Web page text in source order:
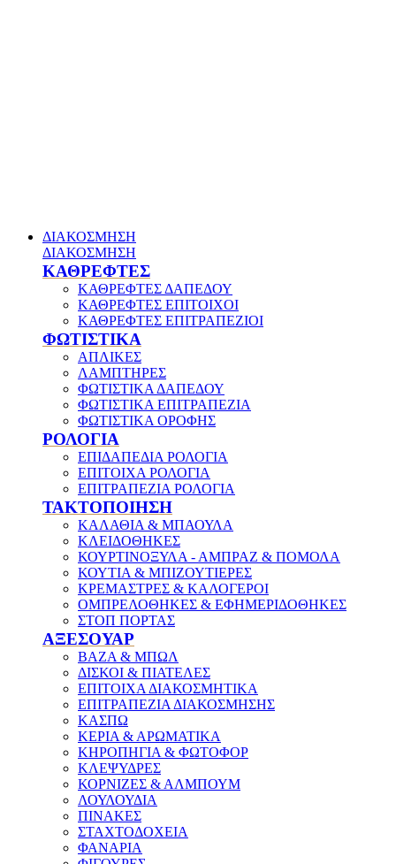
ΔΙΑΚΟΣΜΗΣΗ
ΔΙΑΚΟΣΜΗΣΗ
ΚΑΘΡΕΦΤΕΣ
ΚΑΘΡΕΦΤΕΣ ΔΑΠΕΔΟΥ
ΚΑΘΡΕΦΤΕΣ ΕΠΙΤΟΙΧΟΙ
ΚΑΘΡΕΦΤΕΣ ΕΠΙΤΡΑΠΕΖΙΟΙ
ΦΩΤΙΣΤΙΚΑ
ΑΠΛΙΚΕΣ
ΛΑΜΠΤΗΡΕΣ
ΦΩΤΙΣΤΙΚΑ ΔΑΠΕΔΟΥ
ΦΩΤΙΣΤΙΚΑ ΕΠΙΤΡΑΠΕΖΙΑ
ΦΩΤΙΣΤΙΚΑ ΟΡΟΦΗΣ
ΡΟΛΟΓΙΑ
ΕΠΙΔΑΠΕΔΙΑ ΡΟΛΟΓΙΑ
ΕΠΙΤΟΙΧΑ ΡΟΛΟΓΙΑ
ΕΠΙΤΡΑΠΕΖΙΑ ΡΟΛΟΓΙΑ
ΤΑΚΤΟΠΟΙΗΣΗ
ΚΑΛΑΘΙΑ & ΜΠΑΟΥΛΑ
ΚΛΕΙΔΟΘΗΚΕΣ
ΚΟΥΡΤΙΝΟΞΥΛΑ - ΑΜΠΡΑΖ & ΠΟΜΟΛΑ
ΚΟΥΤΙΑ & ΜΠΙΖΟΥΤΙΕΡΕΣ
ΚΡΕΜΑΣΤΡΕΣ & ΚΑΛΟΓΕΡΟΙ
ΟΜΠΡΕΛΟΘΗΚΕΣ & ΕΦΗΜΕΡΙΔΟΘΗΚΕΣ
ΣΤΟΠ ΠΟΡΤΑΣ
ΑΞΕΣΟΥΑΡ
ΒΑΖΑ & ΜΠΩΛ
ΔΙΣΚΟΙ & ΠΙΑΤΕΛΕΣ
ΕΠΙΤΟΙΧΑ ΔΙΑΚΟΣΜΗΤΙΚΑ
ΕΠΙΤΡΑΠΕΖΙΑ ΔΙΑΚΟΣΜΗΣΗΣ
ΚΑΣΠΩ
ΚΕΡΙΑ & ΑΡΩΜΑΤΙΚΑ
ΚΗΡΟΠΗΓΙΑ & ΦΩΤΟΦΟΡ
ΚΛΕΨΥΔΡΕΣ
ΚΟΡΝΙΖΕΣ & ΑΛΜΠΟΥΜ
ΛΟΥΛΟΥΔΙΑ
ΠΙΝΑΚΕΣ
ΣΤΑΧΤΟΔΟΧΕΙΑ
ΦΑΝΑΡΙΑ